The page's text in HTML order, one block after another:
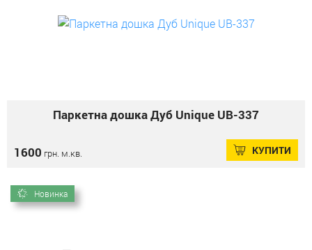
Паркетна дошка Дуб Unique UB-337
1600 грн. м.кв. КУПИТИ
Новинка